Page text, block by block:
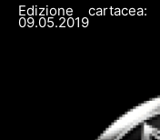
Edizione
09.05.2019